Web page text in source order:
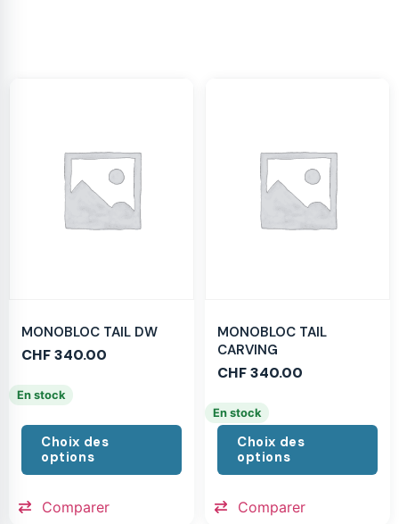
MONOBLOC TAIL DW
CHF340.00
En stock
Choix des
options
Comparer
MONOBLOC TAIL
CARVING
CHF340.00
En stock
Choix des
options
Comparer